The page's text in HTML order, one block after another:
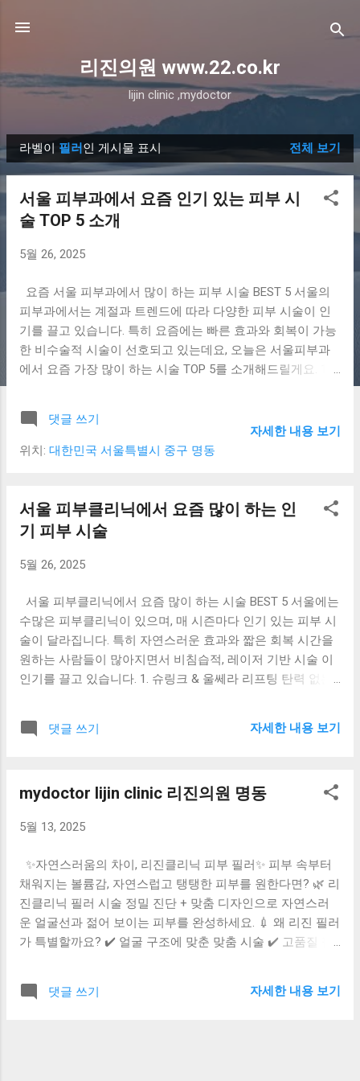
리진의원 www.22.co.kr
lijin clinic ,mydoctor
글
라벨이 필러인 게시물 표시 전체 보기
서울 피부과에서 요즘 인기 있는 피부 시
술 TOP 5 소개
5월 26, 2025
요즘 서울 피부과에서 많이 하는 피부 시술 BEST 5 서울의
피부과에서는 계절과 트렌드에 따라 다양한 피부 시술이 인
기를 끌고 있습니다. 특히 요즘에는 빠른 효과와 회복이 가능
한 비수술적 시술이 선호되고 있는데요, 오늘은 서울피부과
에서 요즘 가장 많이 하는 시술 TOP 5를 소개해드릴게요. 1.
으로 많이 받고 있습니다. 특히 울쎄라 와 슈링크 는 통증이
적고 일상생활 복귀가 빨라 꾸준히 사랑받고 있습니다. 2. 레
인기입니다. 대표적으로 피코토닝, 스펙트라토닝 이 많이 사
용되고 있어요. 3. 필러 시술 (볼륨 보완) 팔자주름, 꺼진 눈밑,
턱 끝 보완 등 다양한 부위에 사용하는 필러 시술 은 얼굴 라
인을 정돈해 어려 보이는 효과를 줍니다. 히알루론산 기반의
개선 + 얼굴 축소) 보톡스 는 주름 개선뿐 아니라 사각턱 보톡
스 로 얼굴 라인을 슬림하게 하는 데도 많이 사용됩니다. 간단
하고 빠르며, 효과도 점차 자연스럽게 나타납니다. 5. 여드름
치료 (레이저 + 약물 병행) 청소년부터 성인까지 여드름 고민
은 늘 존재하죠. 요즘은 여드름 압출, 레이저 치료, 피지조절
태에 따라 맞춤 처방이 중요하므로, 서울에 위치한 피부과 전
자세한 정보를 확인하세요!
댓글 쓰기
위치: 대한민국 서울특별시 중구 명동
자세한 내용 보기
서울 피부클리닉에서 요즘 많이 하는 인
기 피부 시술
5월 26, 2025
서울 피부클리닉에서 요즘 많이 하는 시술 BEST 5 서울에는
수많은 피부클리닉이 있으며, 매 시즌마다 인기 있는 피부 시
술이 달라집니다. 특히 자연스러운 효과와 짧은 회복 시간을
원하는 사람들이 많아지면서 비침습적, 레이저 기반 시술 이
인기를 끌고 있습니다. 1. 슈링크 & 울쎄라 리프팅 탄력 없는
파 리프팅 이 효과적입니다. 비절개 방식으로 피부 속 콜라겐
재생을 유도해 자연스럽게 탄력을 개선해줍니다. 직장인들도
다면 피코토닝 이나 레이저토닝 이 적합합니다. 통증이 적고
됩니다. 3. 보톡스 (주름개선 & 턱 보톡스) 눈가, 이마 주름은
이 쓰입니다. 시술 시간은 5분 내외, 효과는 3~6개월 지속으
로 입문자도 부담 없이 받는 시술 입니다. 4. 필러 시술 (팔자
주름 & 볼륨 보완) 꺼진 부위에 자연스러운 볼륨을 주는 히알
루론산 필러 는 팔자주름, 눈 밑, 입꼬리 등에 주로 사용됩니
다. 자연스러운 어려 보임 효과 를 기대할 수 있습니다. 5. 여
름도 흔한 고민입니다. 압출, 진정관리, 피지조절 레이저, 약물
댓글 쓰기 자세한 내용 보기
mydoctor lijin clinic 리진의원 명동
5월 13, 2025
✨자연스러움의 차이, 리진클리닉 피부 필러✨ 피부 속부터
채워지는 볼륨감, 자연스럽고 탱탱한 피부를 원한다면? 🌿 리
진클리닉 필러 시술 정밀 진단 + 맞춤 디자인으로 자연스러
운 얼굴선과 젊어 보이는 피부를 완성하세요. 💉 왜 리진 필러
가 특별할까요? ✔️ 얼굴 구조에 맞춘 맞춤 시술 ✔️ 고품질 필
주름, 이마, 턱선, 입술 등 작은 변화로 큰 인상을 만들어 드립
댓글 쓰기 자세한 내용 보기